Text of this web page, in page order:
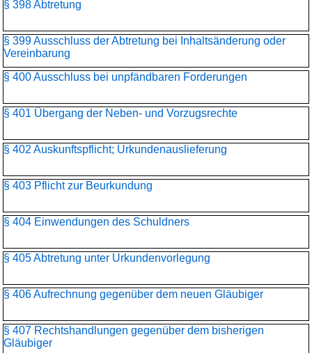
§ 398 Abtretung
§ 399 Ausschluss der Abtretung bei Inhaltsänderung oder
Vereinbarung
§ 400 Ausschluss bei unpfändbaren Forderungen
§ 401 Übergang der Neben- und Vorzugsrechte
§ 402 Auskunftspflicht; Urkundenauslieferung
§ 403 Pflicht zur Beurkundung
§ 404 Einwendungen des Schuldners
§ 405 Abtretung unter Urkundenvorlegung
§ 406 Aufrechnung gegenüber dem neuen Gläubiger
§ 407 Rechtshandlungen gegenüber dem bisherigen
Gläubiger